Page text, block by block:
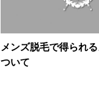
メンズ脱毛で得られ
ついて